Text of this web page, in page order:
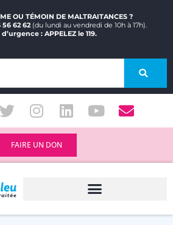
OU TÉMOIN DE MALTRAITANCES ?
56 62 62(du lundi au vendredi de 10h à 17h).
: APPELEZ le 119.
FAIRE UN DON